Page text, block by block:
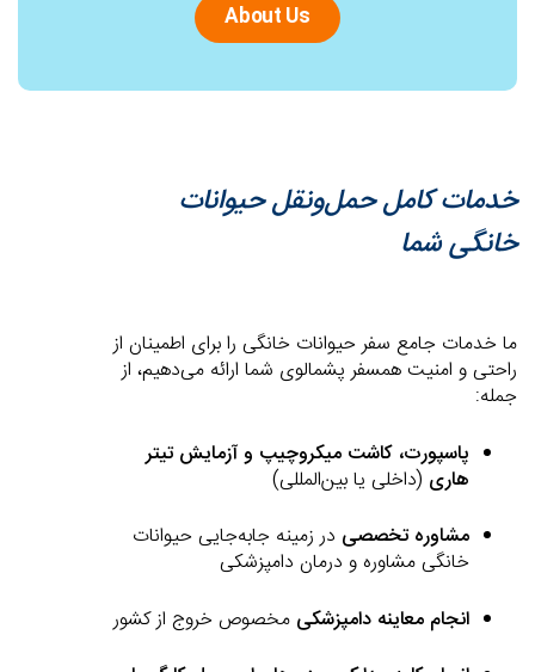
About Us
خدمات کامل حمل‌ونقل حیوانات
خانگی شما
ما خدمات جامع سفر حیوانات خانگی را برای اطمینان از
راحتی و امنیت همسفر پشمالوی شما ارائه می‌دهیم، از
جمله:
پاسپورت، کاشت میکروچیپ و آزمایش تیتر
هاری (داخلی یا بین‌المللی)
مشاوره تخصصی در زمینه جابه‌جایی حیوانات
خانگی مشاوره و درمان دامپزشکی
انجام معاینه دامپزشکی مخصوص خروج از کشور